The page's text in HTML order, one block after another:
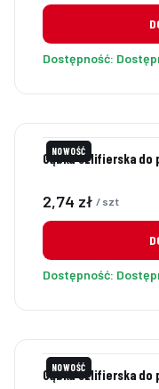
Dostępność:
NOWOŚĆ
Gąbka szlifierska do
Cena
2,74 zł / szt
Dostępność:
NOWOŚĆ
Gąbka szlifierska do